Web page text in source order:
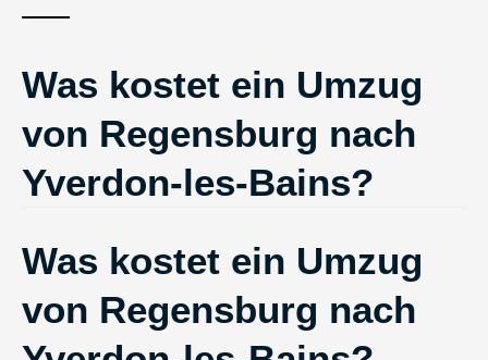
Was kostet ein Umzug
von Regensburg nach
Yverdon-les-Bains?
Was kostet ein Umzug
von Regensburg nach